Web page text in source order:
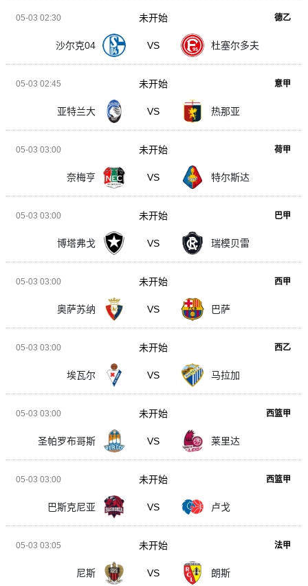
05-03 02:30 德乙
沙尔克04 VS 杜塞尔多夫
未开始
05-03 02:45 意甲
亚特兰大 VS 热那亚
未开始
05-03 03:00 荷甲
奈梅亨 VS 特尔斯达
未开始
05-03 03:00 巴甲
博塔弗戈 VS 瑞模贝雷
未开始
05-03 03:00 西甲
奥萨苏纳 VS 巴萨
未开始
05-03 03:00 西乙
埃瓦尔 VS 马拉加
未开始
05-03 03:00 西篮甲
圣帕罗布哥斯 VS 莱里达
未开始
05-03 03:00 西篮甲
巴斯克尼亚 VS 卢戈
未开始
05-03 03:05 法甲
尼斯 VS 朗斯
未开始